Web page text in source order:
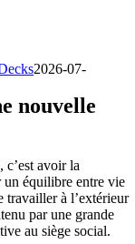
2026-07-
nouvelle
avoir la
un équilibre entre vie
travailler à l’extérieur
par une grande
au siège social.